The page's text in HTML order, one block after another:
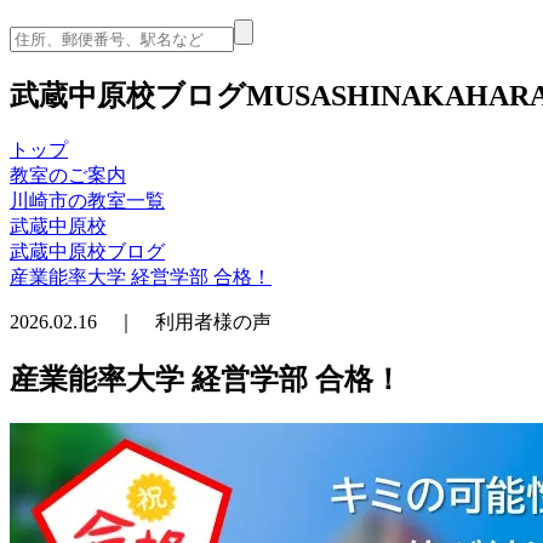
武蔵中原校ブログ
トップ
教室のご案内
川崎市の教室一覧
武蔵中原校
武蔵中原校ブログ
産業能率大学 経営学部 合格！
2026.02.16 ｜ 利用者様の声
産業能率大学 経営学部 合格！